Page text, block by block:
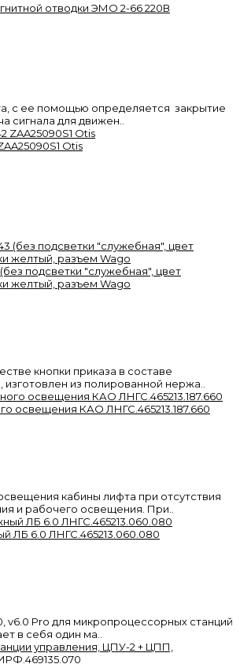
отводки ЭМО 2-66 220В
с ее помощью определяется закрытие
сигнала для движен..
Otis
подсветки "служебная", цвет
желтый, разъем Wago
кнопки приказа в составе
из полированной нержа..
освещения КАО ЛНГС.465213.187.660
кабины лифта при отсутствия
и рабочего освещения. При..
ЛБ 6.0 ЛНГС.465213.060.080
v6.0 Pro для микропроцессорных станций
в себя один ма..